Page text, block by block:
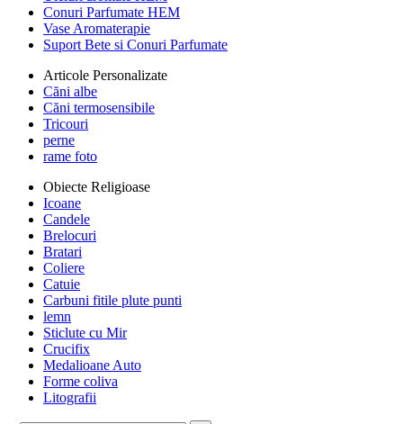
Conuri Parfumate HEM
Vase Aromaterapie
Suport Bete si Conuri Parfumate
Articole Personalizate
Căni albe
Căni termosensibile
Tricouri
perne
rame foto
Obiecte Religioase
Icoane
Candele
Brelocuri
Bratari
Coliere
Catuie
Carbuni fitile plute punti
lemn
Sticlute cu Mir
Crucifix
Medalioane Auto
Forme coliva
Litografii